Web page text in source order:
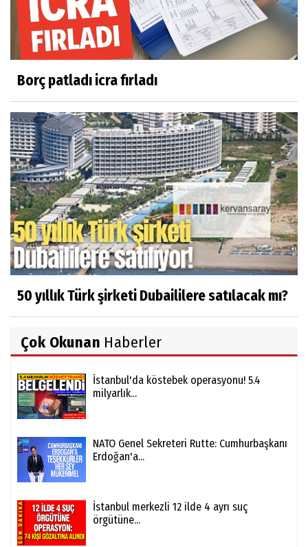
Borç patladı icra fırladı
50 yıllık Türk şirketi Dubaililere satılacak mı?
Çok Okunan Haberler
İstanbul'da köstebek operasyonu! 5.4
milyarlık...
NATO Genel Sekreteri Rutte: Cumhurbaşkanı
Erdoğan'a...
İstanbul merkezli 12 ilde 4 ayrı suç
örgütüne...